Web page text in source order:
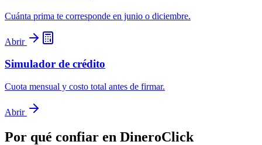
Cuánta prima te corresponde en junio o diciembre.
Abrir
Simulador de crédito
Cuota mensual y costo total antes de firmar.
Abrir
Por qué confiar en DineroClick